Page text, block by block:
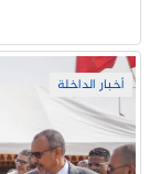
أخبار الداخلة